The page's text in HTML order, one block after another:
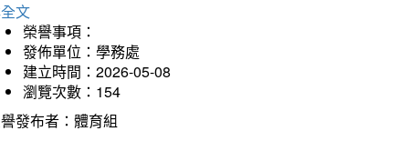
文
榮譽事項：
發佈單位：學務處
建立時間：2026-05-08
瀏覽次數：154
發布者：體育組